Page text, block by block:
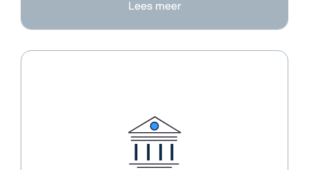
Lees meer